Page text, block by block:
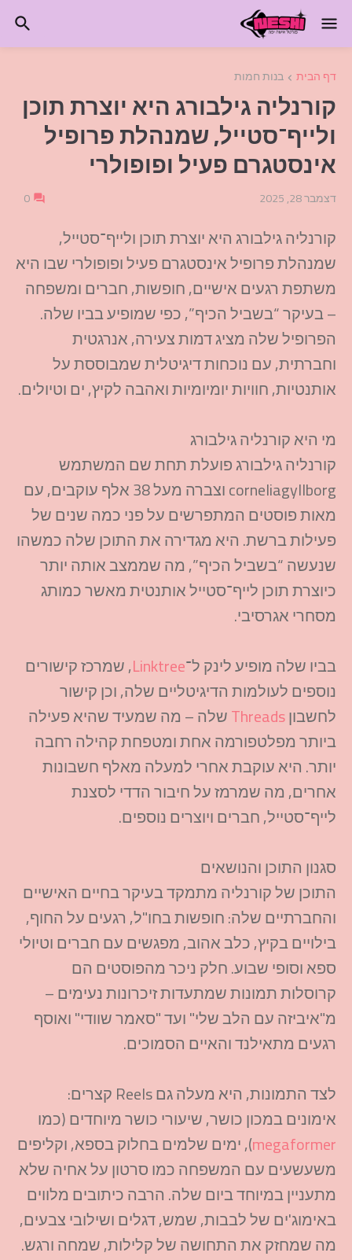
דף הבית בנות חמות
קורנליה גילבורג היא יוצרת תוכן
ולייף־סטייל, שמנהלת פרופיל
אינסטגרם פעיל ופופולרי
דצמבר 28, 2025 0
קורנליה גילבורג היא יוצרת תוכן ולייף־סטייל,
שמנהלת פרופיל אינסטגרם פעיל ופופולרי שבו היא
משתפת רגעים אישיים, חופשות, חברים ומשפחה
– בעיקר “בשביל הכיף”, כפי שמופיע בביו שלה.
הפרופיל שלה מציג דמות צעירה, אנרגטית
וחברתית, עם נוכחות דיגיטלית שמבוססת על
אותנטיות, חוויות יומיומיות ואהבה לקיץ, ים וטיולים.​
מי היא קורנליה גילבורג
קורנליה גילבורג פועלת תחת שם המשתמש
corneliagyllborg וצברה מעל 38 אלף עוקבים, עם
מאות פוסטים המתפרשים על פני כמה שנים של
פעילות ברשת. היא מגדירה את התוכן שלה כמשהו
שנעשה “בשביל הכיף”, מה שממצב אותה יותר
כיוצרת תוכן לייף־סטייל אותנטית מאשר כמותג
מסחרי אגרסיבי.​
בביו שלה מופיע לינק ל־Linktree, שמרכז קישורים
נוספים לעולמות הדיגיטליים שלה, וכן קישור
לחשבוןThreadsשלה – מה שמעיד שהיא פעילה
ביותר מפלטפורמה אחת ומטפחת קהילה רחבה
יותר. היא עוקבת אחרי למעלה מאלף חשבונות
אחרים, מה שמרמז על חיבור הדדי לסצנת
לייף־סטייל, חברים ויוצרים נוספים.​
סגנון התוכן והנושאים
התוכן של קורנליה מתמקד בעיקר בחיים האישיים
והחברתיים שלה: חופשות בחו"ל, רגעים על החוף,
בילויים בקיץ, כלב אהוב, מפגשים עם חברים וטיולי
ספא וסופי שבוע. חלק ניכר מהפוסטים הם
קרוסלות תמונות שמתעדות זיכרונות נעימים –
מ"איביזה עם הלב שלי" ועד "סאמר שוודי" ואוסף
רגעים מתאילנד והאיים הסמוכים.​
לצד התמונות, היא מעלה גם Reels קצרים:
אימונים במכון כושר, שיעורי כושר מיוחדים (כמו
megaformer), ימים שלמים בחלוק בספא, וקליפים
משעשעים עם המשפחה כמו סרטון על אחיה שלא
מתעניין במיוחד ביום שלה. הרבה כיתובים מלווים
באימוג'ים של לבבות, שמש, דגלים ושילובי צבעים,
מה שמחזק את התחושה של קלילות, שמחה ורגש.​